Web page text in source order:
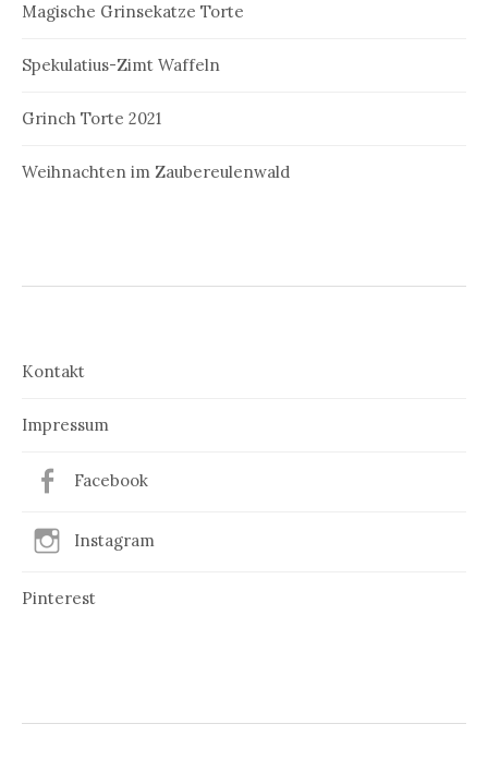
Magische Grinsekatze Torte
Spekulatius-Zimt Waffeln
Grinch Torte 2021
Weihnachten im Zaubereulenwald
Kontakt
Impressum
Facebook
Instagram
Pinterest